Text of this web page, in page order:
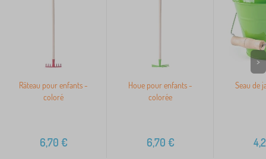
Râteau pour enfants -
coloré
6,70 €
Houe pour enfants -
colorée
6,70 €
Seau de
>